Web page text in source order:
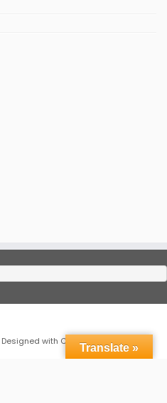
Designed with Customizr Pro
Translate »